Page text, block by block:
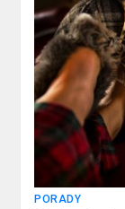
PORADY